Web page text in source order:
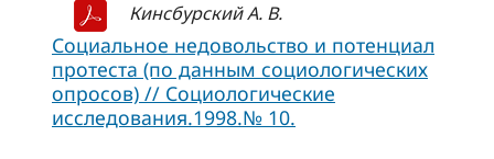
Кинсбурский А. В.
Социальное недовольство и потенциал
протеста (по данным социологических
опросов) // Социологические
исследования.1998.№ 10.